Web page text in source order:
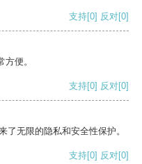
支持[0] 反对[0]
便。
支持[0] 反对[0]
了无限的隐私和安全性保护。
支持[0] 反对[0]